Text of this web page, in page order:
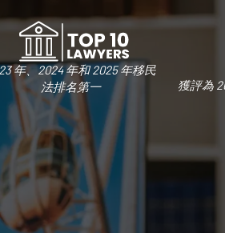
年、2024 年和 2025 年移民
法排名第一
獲評為